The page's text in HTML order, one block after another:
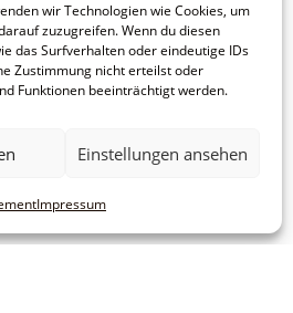
wir Technologien wie Cookies, um
zuzugreifen. Wenn du diesen
das Surfverhalten oder eindeutige IDs
Zustimmung nicht erteilst oder
Funktionen beeinträchtigt werden.
Einstellungen ansehen
Impressum